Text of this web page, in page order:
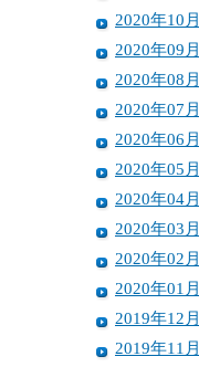
2020年10月
2020年09月
2020年08月
2020年07月
2020年06月
2020年05月
2020年04月
2020年03月
2020年02月
2020年01月
2019年12月
2019年11月